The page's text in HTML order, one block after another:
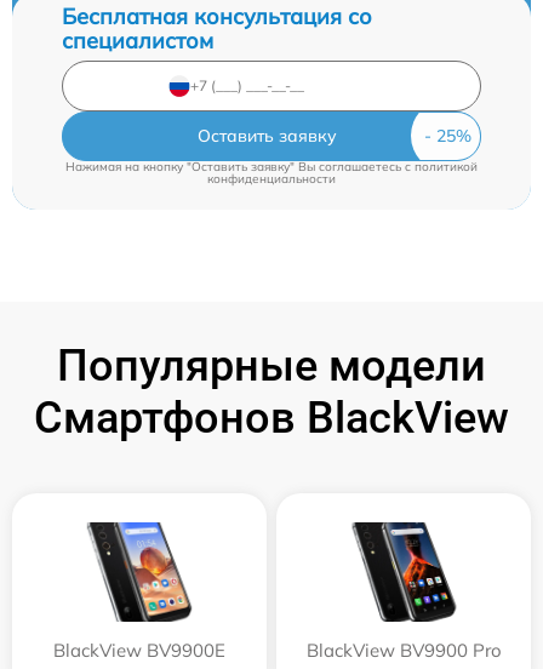
Бесплатная консультация со
специалистом
Оставить заявку
Нажимая на кнопку "Оставить заявку" Вы соглашаетесь cполитикой
конфиденциальности
Популярные модели
Смартфонов BlackView
BlackView BV9900E BlackView BV9900 Pro